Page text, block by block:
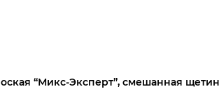
“Микс-Эксперт”, смешанная